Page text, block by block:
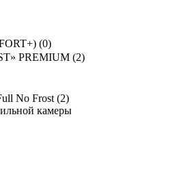
(0)
PREMIUM (2)
No Frost (2)
камеры